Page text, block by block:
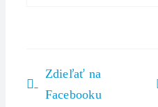
Zdieľať na
Facebooku